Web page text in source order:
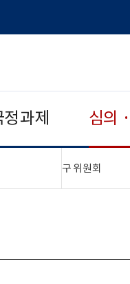
정과제 심의
구 위원회